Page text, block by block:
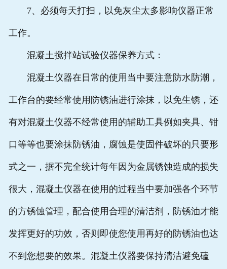
7、必须每天打扫，以免灰尘太多影响仪器正常
工作。
混凝土搅拌站试验仪器保养方式：
混凝土仪器在日常的使用当中要注意防水防潮，
工作台的要经常使用防锈油进行涂抹，以免生锈，还
有对混凝土仪器不经常使用的辅助工具例如夹具、钳
口等等也要涂抹防锈油，腐蚀是使固件破坏的只要形
式之一，据不完全统计每年因为金属锈蚀造成的损失
很大，混凝土仪器在使用的过程当中要加强各个环节
的方锈蚀管理，配合使用合理的清洁剂，防锈油才能
发挥更好的功效，否则即使您使用再好的防锈油也达
不到您想要的效果。混凝土仪器要保持清洁避免磕